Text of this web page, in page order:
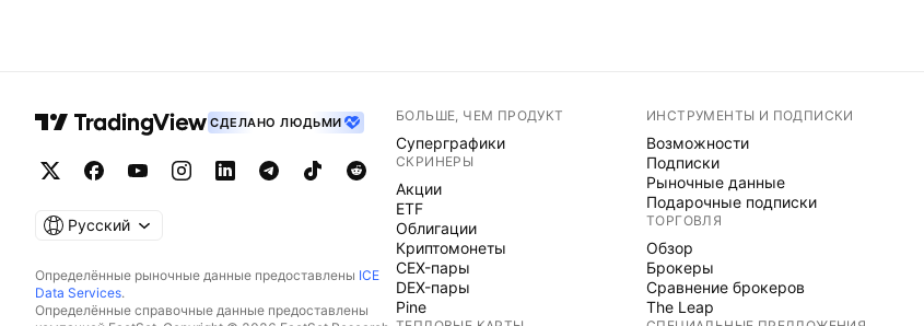
СДЕЛАНО ЛЮДЬМИ
Русский
Определённые рыночные данные предоставлены ICE
Data Services.
Определённые справочные данные предоставлены
БОЛЬШЕ, ЧЕМ ПРОДУКТ
Суперграфики
СКРИНЕРЫ
Акции
ETF
Облигации
Криптомонеты
CEX-пары
DEX-пары
Pine
ИНСТРУМЕНТЫ И ПОДПИСКИ
Возможности
Подписки
Рыночные данные
Подарочные подписки
ТОРГОВЛЯ
Обзор
Брокеры
Сравнение брокеров
The Leap